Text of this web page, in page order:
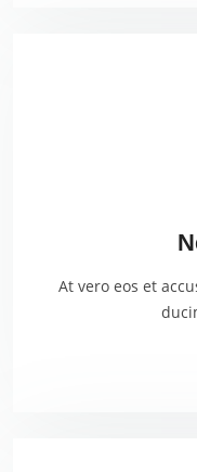
At vero eos et